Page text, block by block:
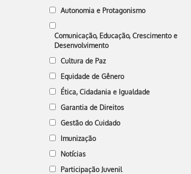
Autonomia e Protagonismo
Comunicação, Educação, Crescimento e
Desenvolvimento
Cultura de Paz
Equidade de Gênero
Ética, Cidadania e Igualdade
Garantia de Direitos
Gestão do Cuidado
Imunização
Notícias
Participação Juvenil